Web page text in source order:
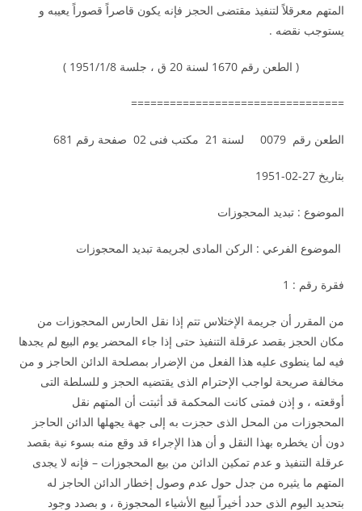
المتهم معرقلاً لتنفيذ مقتضى الحجز فإنه يكون قاصراً قصوراً يعيبه و
يستوجب نقضه .
( الطعن رقم 1670 لسنة 20 ق ، جلسة 1951/1/8 )
=================================
الطعن رقم 0079 لسنة 21 مكتب فنى 02 صفحة رقم 681
بتاريخ 27-02-1951
الموضوع : تبديد المحجوزات
الموضوع الفرعي : الركن المادى لجريمة تبديد المحجوزات
فقرة رقم : 1
من المقرر أن جريمة الإختلاس تتم إذا نقل الحارس المحجوزات من
مكان الحجز بقصد عرقلة التنفيذ حتى إذا جاء المحضر يوم البيع لم يجدها
فيه لما ينطوى عليه هذا الفعل من الإضرار بمصلحة الدائن الحاجز و من
مخالفة صريحة لواجب الإحترام الذى يقتضيه الحجز و للسلطة التى
أوقعته ، و إذن فمتى كانت المحكمة قد أثبتت أن المتهم نقل
المحجوزات من المحل الذى حجزت به إلى جهة يجهلها الدائن الحاجز
دون أن يخطره بهذا النقل و أن هذا الإجراء قد وقع منه بسوء نية بقصد
عرقلة التنفيذ و عدم تمكين الدائن من بيع المحجوزات – فإنه لا يجدى
المتهم ما يثيره من جدل حول عدم وصول إخطار الدائن الحاجز له
بتحديد اليوم الذى حدد أخيراً لبيع الأشياء المحجوزة ، و بصدد وجود